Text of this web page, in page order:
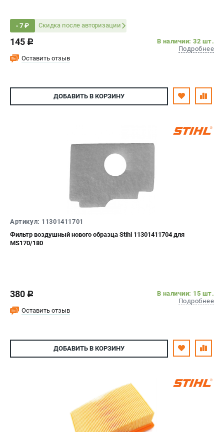
- 7 ₽ Скидка после авторизации
145 c
В наличии: 32 шт.
Подробнее
Оставить отзыв
ДОБАВИТЬ В КОРЗИНУ
Артикул: 11301411701
Фильтр воздушный нового образца Stihl 11301411704 для
MS170/180
380 c
В наличии: 15 шт.
Подробнее
Оставить отзыв
ДОБАВИТЬ В КОРЗИНУ